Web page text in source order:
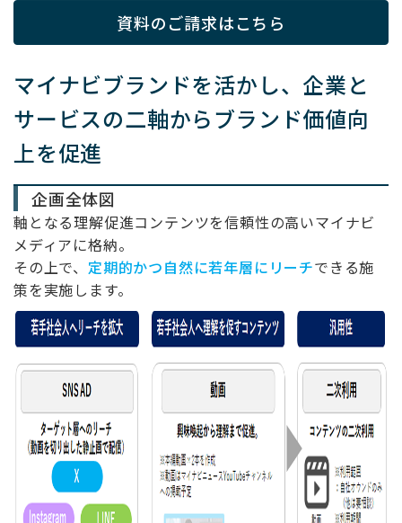
資料のご請求はこちら
マイナビブランドを活かし、企業と
サービスの二軸からブランド価値向
上を促進
企画全体図
軸となる理解促進コンテンツを信頼性の高いマイナビ
メディアに格納。
その上で、 定期的かつ自然に若年層にリーチできる施
策を実施します。